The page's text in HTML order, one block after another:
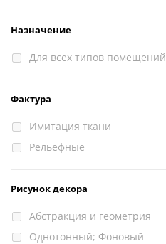
Назначение
Для всех типов помещений
Фактура
Имитация ткани
Рельефные
Рисунок декора
Абстракция и геометрия
Однотонный; Фоновый